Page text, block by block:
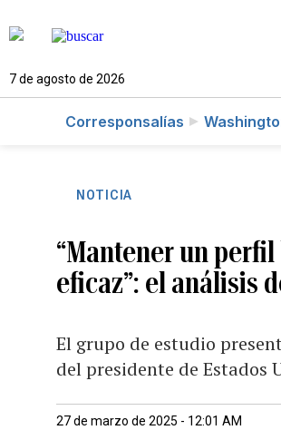
7 de agosto de 2026
Corresponsalías
NOTICIA
“Mantener un
eficaz”: el análisis
El grupo de estudio
del presidente de Estados
27 de marzo de 2025 - 12:01 AM